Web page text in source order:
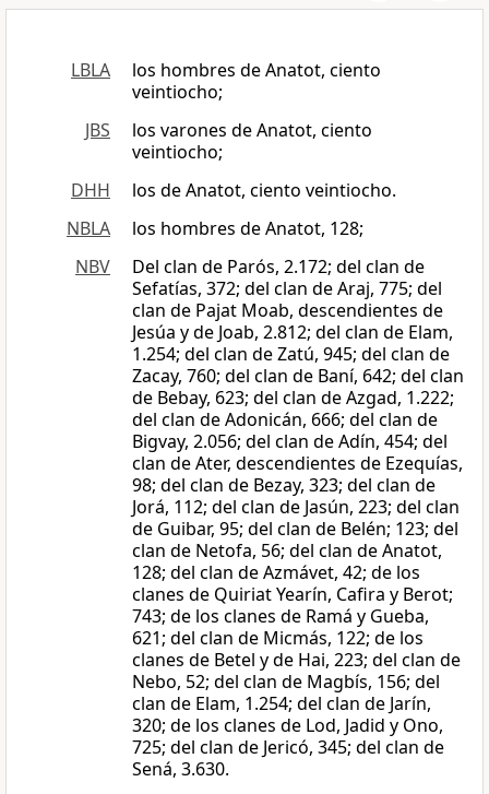
LBLA
los hombres de Anatot, ciento
veintiocho;
JBS
los varones de Anatot, ciento
veintiocho;
DHH
los de Anatot, ciento veintiocho.
NBLA
los hombres de Anatot, 128;
NBV
Del clan de Parós, 2.172; del clan de
Sefatías, 372; del clan de Araj, 775; del
clan de Pajat Moab, descendientes de
Jesúa y de Joab, 2.812; del clan de Elam,
1.254; del clan de Zatú, 945; del clan de
Zacay, 760; del clan de Baní, 642; del clan
de Bebay, 623; del clan de Azgad, 1.222;
del clan de Adonicán, 666; del clan de
Bigvay, 2.056; del clan de Adín, 454; del
clan de Ater, descendientes de Ezequías,
98; del clan de Bezay, 323; del clan de
Jorá, 112; del clan de Jasún, 223; del clan
de Guibar, 95; del clan de Belén; 123; del
clan de Netofa, 56; del clan de Anatot,
128; del clan de Azmávet, 42; de los
clanes de Quiriat Yearín, Cafira y Berot;
743; de los clanes de Ramá y Gueba,
621; del clan de Micmás, 122; de los
clanes de Betel y de Hai, 223; del clan de
Nebo, 52; del clan de Magbís, 156; del
clan de Elam, 1.254; del clan de Jarín,
320; de los clanes de Lod, Jadid y Ono,
725; del clan de Jericó, 345; del clan de
Sená, 3.630.